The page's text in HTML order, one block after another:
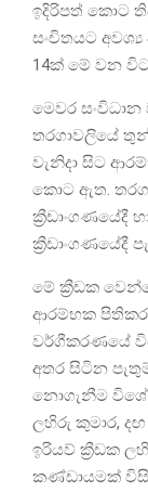
ඉදිරිපත් කොට
සංචිතයට
14ක් මේ වන
මෙවර සංවිධාන
තරගාවලියේ
වැනිදා සිට
කොට ඇත. තරග
ක්‍රීඩාංගණයේදී
ක්‍රීඩාංගණයේදී
මේ ක්‍රීඩක
ආරම්භක පිතිකරු
වර්ගීකරණයේ
අතර සිටින
නොගැනීම
ලහිරු කුමාර,
ඉරියව් ක්‍රීඩක
කණ්ඩායමක්